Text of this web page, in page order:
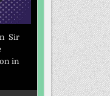
Sir
in